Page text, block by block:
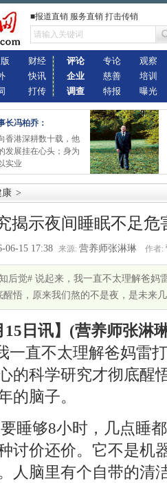
■报道直销 服务直销 打击传销
财经
快讯
打传
评论
企业
调查
专论
慈善
特报
观察
培训
曝光
长冯柏乔：
香港深耕数十载，他
发展挂在心头；身为
实业
康 >
揭示夜间睡眠不足危
06-15 17:38 来源: 营养师张淋琳 作者:
后觉# 说起来，我一直不太理解爸妈
悟，原来我们熬的不是夜，是未来
15日讯】(营养师张淋
一直不太理解爸妈雷
的科学研究才彻底醒
的脑子。
睡够8小时，几点睡
讨价还价。它不是机
人脑里有个自带的清